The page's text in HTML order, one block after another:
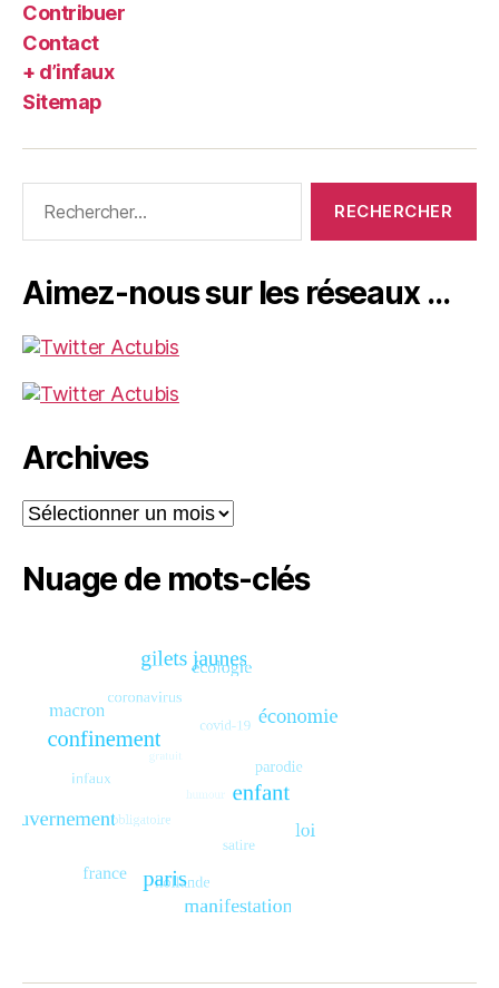
Contribuer
Contact
+ d’infaux
Sitemap
Aimez-nous sur les réseaux …
Archives
Archives
Nuage de mots-clés